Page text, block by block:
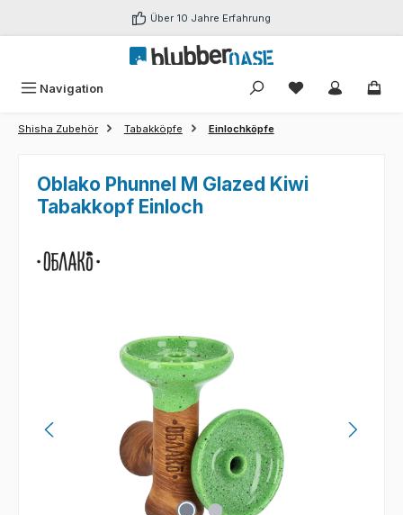
Zum Hauptinhalt springen Über 10 Jahre Erfahrung
Navigation Du hast 0
Shisha Zubehör Tabakköpfe Einlochköpfe
Oblako Phunnel M Glazed Kiwi
Tabakkopf Einloch
Bildergalerie überspringen